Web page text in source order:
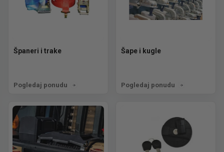
Španeri i trake
Pogledaj ponudu
Šape i kugle
Pogledaj ponudu